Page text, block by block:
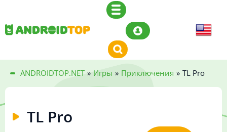
ANDROIDTOP.NET » Игры » Приключения » TL Pro
TL Pro